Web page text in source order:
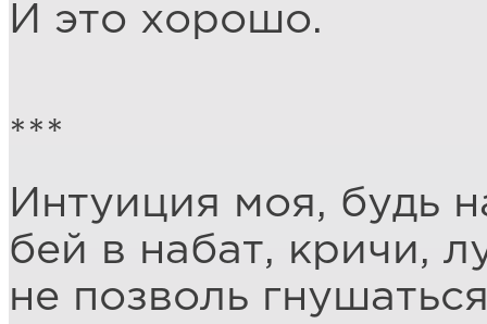
И это хорошо.
***
Интуиция моя, будь
бей в набат, кричи,
не позволь